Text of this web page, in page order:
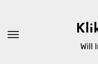
content
Will